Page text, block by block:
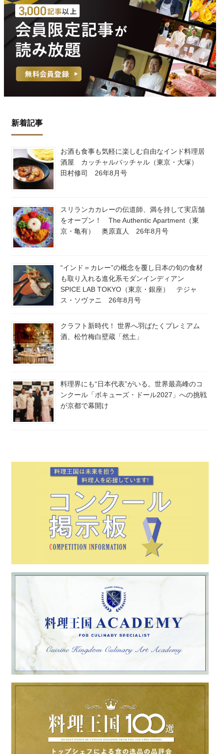
新着記事
お酒も食事も気軽に楽しむ自由なインド料理居
酒屋 カッチャルバッチャル（東京・大塚）
田村修司 26年8月号
スリランカカレーの伝道師、満を持して実店舗
をオープン！ The Authentic Apartment（東
京・亀有） 奥原直人 26年8月号
“インド＝カレー”の概念を覆し日本の旬の食材
も取り入れる進化系モダンインディアン
SPICE LAB TOKYO（東京・銀座） テジャ
ス・ソヴァニ 26年8月号
クラフト新時代！ 世界へ羽ばたくプレミアム
酒、松竹梅白壁蔵「然土」
料理界にも“日本代表”がいる。世界最高峰のコ
ンクール「ボキューズ・ドール2027」への挑戦
が京都で幕開け